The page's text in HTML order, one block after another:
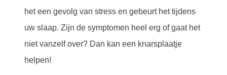
het een gevolg van stress en gebeurt het tijdens
uw slaap. Zijn de symptomen heel erg of gaat het
niet vanzelf over? Dan kan een knarsplaatje
helpen!